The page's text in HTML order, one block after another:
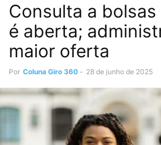
Consulta a bolsas
é aberta;
maior oferta
Por Coluna Giro 360 - 28 de junho de 2025